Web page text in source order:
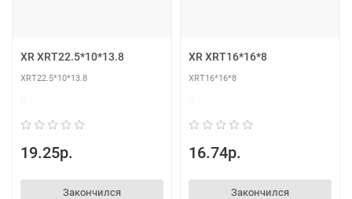
XR XRT22.5*10*13.8
XRT22.5*10*13.8
19.25р.
Закончился
XR XRT16*16*8
XRT16*16*8
16.74р.
Закончился